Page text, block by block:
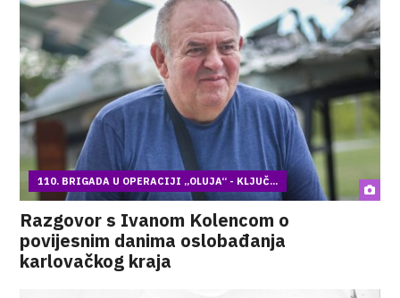
110. BRIGADA U OPERACIJI „OLUJA“ - KLJUČ...
Razgovor s Ivanom Kolencom o
povijesnim danima oslobađanja
karlovačkog kraja